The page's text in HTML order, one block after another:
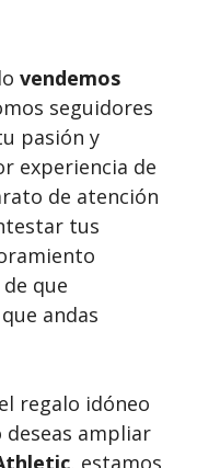
vendemos
seguidores
pasión y
experiencia de
de atención
tus
que
andas
regalo idóneo
ampliar
, estamos